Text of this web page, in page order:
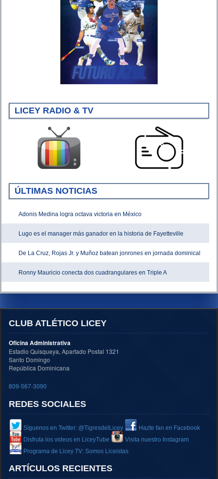
LICEY RADIO & TV
ÚLTIMAS NOTICIAS
Adonis Medina logra octava victoria en México
Lugo es el manager más ganador en la historia de Fayetteville
De La Cruz, Rojas Jr. y Muñoz batean jonrones en jornada dominical
Ronny Mauricio conecta dos cuadrangulares en Triple A
CLUB ATLÉTICO LICEY
Oficina Administrativa
Estadio Quisqueya, Apartado Postal 1321
Santo Domingo
República Dominicana
809-567-3090
REDES SOCIALES
Síguenos en Twitter: @TigresdelLicey
Hazte fan en Facebook
Disfruta los videos en LiceyTube
Visita nuestro Instagram
Programa de Licey TV: Somos Liceistas
ARTÍCULOS RECIENTES